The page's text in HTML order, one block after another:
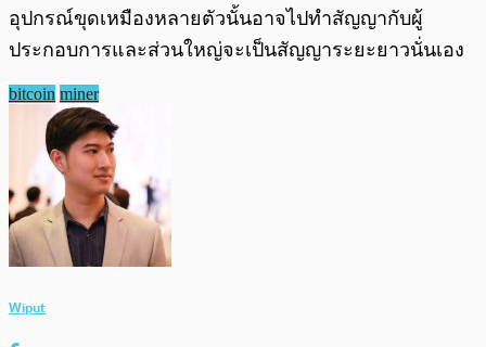
อุปกรณ์ขุดเหมืองหลายตัวนั้นอาจไปทำสัญญากับผู้
ประกอบการและส่วนใหญ่จะเป็นสัญญาระยะยาวนั่นเอง
bitcoin miner
Wiput